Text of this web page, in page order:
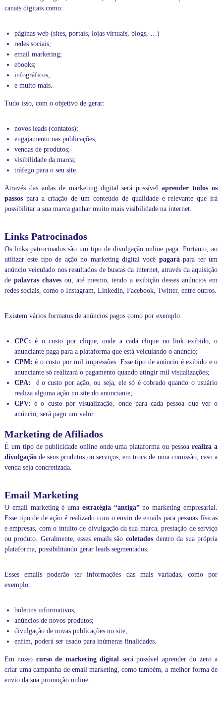
canais digitais como:
páginas web (sites, portais, lojas virtuais, blogs, …)
redes sociais;
email marketing;
ebooks;
infográficos;
e muito mais.
Tudo isso, com o objetivo de gerar:
novos leads (contatos);
engajamento nas publicações;
vendas de produtos;
visibilidade da marca;
tráfego para o seu site.
Através das aulas de marketing digital será possívelaprender todos os
passospara a criação de um conteúdo de qualidade e relevante que irá
possibilitar a sua marca ganhar muito mais visibilidade na internet.
Links Patrocinados
Os links patrocinados são um tipo de divulgação online paga. Portanto, ao
utilizar este tipo de ação no marketing digital você pagarápara ter um
anúncio veiculado nos resultados de buscas da internet, através da aquisição
de palavras chavesou, até mesmo, tendo a exibição desses anúncios em
redes sociais, como o Instagram , Linkedin, Facebook, Twitter, entre outros.
Existem vários formatos de anúncios pagos como por exemplo:
CPC: é o custo por clique, onde a cada clique no link exibido, o
anunciante paga para a plataforma que está veiculando o anúncio;
CPM: é o custo por mil impressões. Esse tipo de anúncio é exibido e o
anunciante só realizará o pagamento quando atingir mil visualizações;
CPA: é o custo por ação, ou seja, ele só é cobrado quando o usuário
realiza alguma ação no site do anunciante;
CPV: é o custo por visualização, onde para cada pessoa que ver o
anúncio, será pago um valor.
Marketing de Afiliados
É um tipo de publicidade online onde uma plataforma ou pessoarealiza a
divulgaçãode seus produtos ou serviços, em troca de uma comissão, caso a
venda seja concretizada.
Email Marketing
O email marketing é uma estratégia “antiga”no marketing empresarial.
Esse tipo de de ação é realizado com o envio de emails para pessoas físicas
e empresas, com o intuito de divulgação da sua marca, prestação de serviço
ou produto. Geralmente, esses emails sãocoletados dentro da sua própria
plataforma, possibilitando gerar leads segmentados.
Esses emails poderão ter informações das mais variadas, como por
exemplo:
boletins informativos;
anúncios de novos produtos;
divulgação de novas publicações no site;
enfim, poderá ser usado para inúmeras finalidades.
Em nosso curso de marketing digital será possível aprender do zero a
criar uma campanha de email marketing, como também, a melhor forma de
envio da sua promoção online.